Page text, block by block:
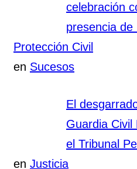
celebración
presencia
Protección Civil
en Sucesos
El
Guardia
el Tribunal
en Justicia